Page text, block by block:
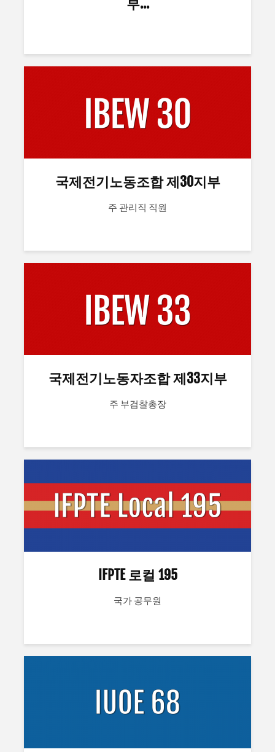
부...
국제전기노동조합 제30지부
주 관리직 직원
국제전기노동자조합 제33지부
주 부검찰총장
IFPTE 로컬 195
국가 공무원